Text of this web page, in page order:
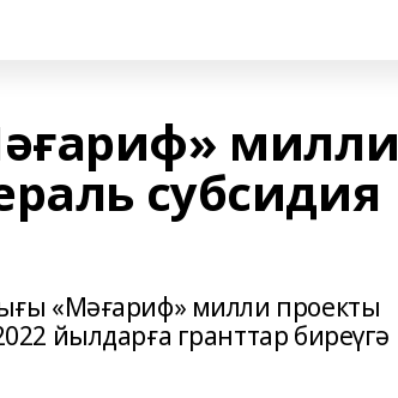
милли
субсидия
«Мәғариф» милли проекты
йылдарға гранттар биреүгә